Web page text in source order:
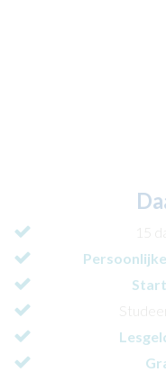
15
Studeer